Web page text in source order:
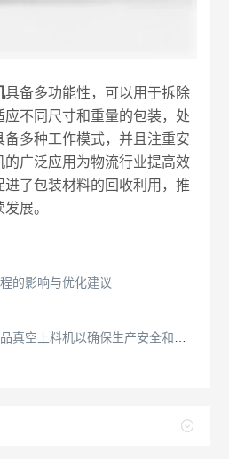
具备多功能性，可以用于拆除
不同尺寸和重量的包装，处
多种工作模式，并且注重安
广泛应用为物流行业提高效
了包装材料的回收利用，推
展。
的影响与优化建议
空上料机以确保生产安全和效率？